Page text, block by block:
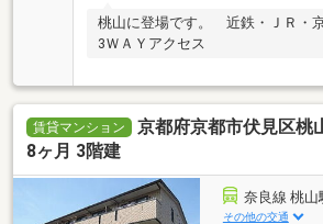
桃山に登場です。 近鉄・ＪＲ・
3ＷＡＹアクセス
賃貸マンション
京都府京都市伏見区桃
8ヶ月 3階建
奈良線 桃山
その他の交通